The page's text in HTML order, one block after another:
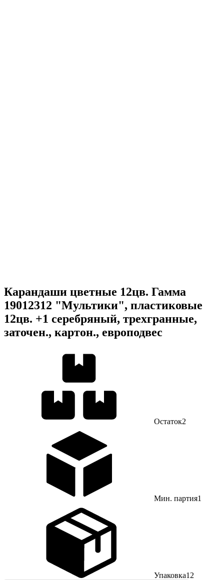
Карандаши цветные 12цв. Гамма
19012312 "Мультики", пластиковые
12цв. +1 серебряный, трехгранные,
заточен., картон., европодвес
Остаток2
Мин. партия1
Упаковка12